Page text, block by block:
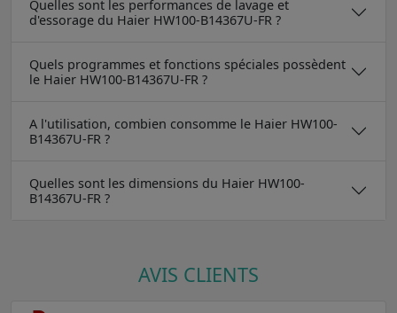
Quelles sont les performances de lavage et
d'essorage du Haier HW100-B14367U-FR ?
Quels programmes et fonctions spéciales possèdent
le Haier HW100-B14367U-FR ?
A l'utilisation, combien consomme le Haier HW100-
B14367U-FR ?
Quelles sont les dimensions du Haier HW100-
B14367U-FR ?
AVIS CLIENTS